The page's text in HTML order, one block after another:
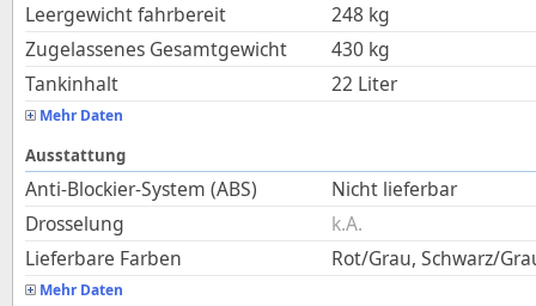
Leergewicht fahrbereit
248 kg
Zugelassenes Gesamtgewicht
430 kg
Tankinhalt
22 Liter
Mehr Daten
Ausstattung
Anti-Blockier-System (ABS)
Nicht lieferbar
Drosselung
k.A.
Lieferbare Farben
Rot/Grau, Schwarz/
Mehr Daten